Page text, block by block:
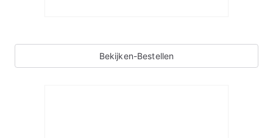
Bekijken-Bestellen